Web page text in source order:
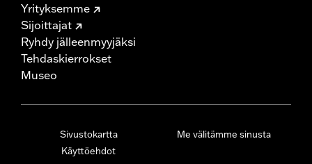
Yrityksemme
Sijoittajat
Ryhdy jälleenmyyjäksi
Tehdaskierrokset
Museo
Sivustokartta
Käyttöehdot
Me välitämme sinusta